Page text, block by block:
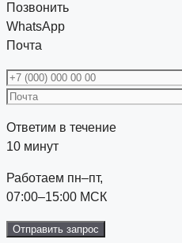
Позвонить
WhatsApp
Почта
Ответим в течение
10 минут
Работаем пн–пт,
07:00–15:00 МСК